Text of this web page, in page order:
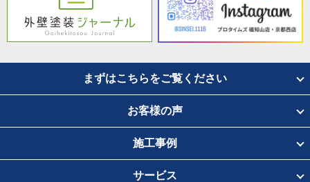
まずはこちらをご覧ください
お客様の声
施工事例
サービス